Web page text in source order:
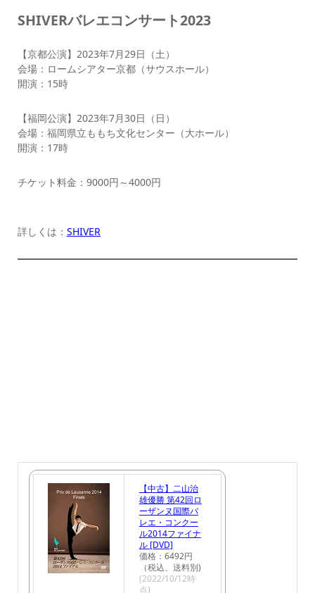
SHIVERバレエコンサート2023
【京都公演】2023年7月29日（土）
会場：ロームシアター京都（サウスホール）
開演：15時
【福岡公演】2023年7月30日（日）
会場：福岡県立ももち文化センター（大ホール）
開演：17時
チケット料金：9000円～4000円
詳しくは： SHIVER
【中古】二山治
雄優勝 第42回ロ
ーザンヌ国際バ
レエ・コンクー
ル2014ファイナ
ル [DVD]
価格：6492円
（税込、送料別)
(2022/10/12時
点)